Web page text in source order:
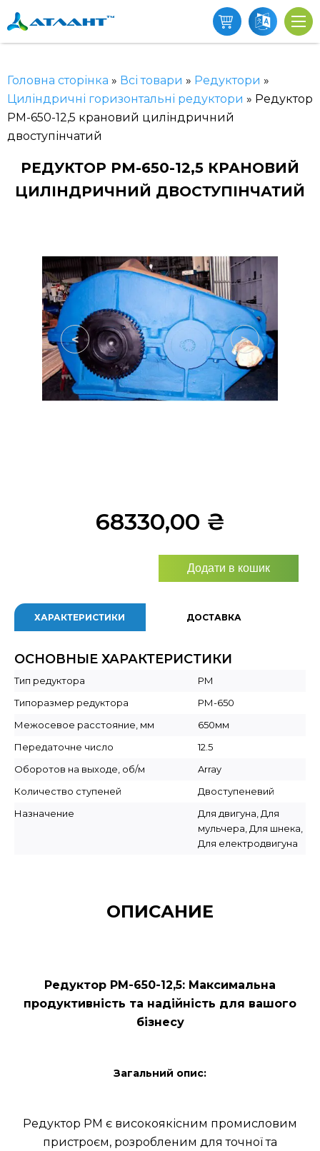
Головна сторінка » Всі товари » Редуктори »
Циліндричні горизонтальні редуктори » Редуктор
РМ-650-12,5 крановий циліндричний
двоступінчатий
РЕДУКТОР РМ-650-12,5 КРАНОВИЙ
ЦИЛІНДРИЧНИЙ ДВОСТУПІНЧАТИЙ
< >
68330,00 ₴
Додати в кошик
ХАРАКТЕРИСТИКИ ДОСТАВКА
ОСНОВНЫЕ ХАРАКТЕРИСТИКИ
Тип редуктора
РМ
Типоразмер редуктора
РМ-650
Межосевое расстояние, мм
650мм
Передаточне число
12.5
Оборотов на выходе, об/м
Array
Количество ступеней
Двоступеневий
Назначение
Для двигуна, Для
мульчера, Для шнека,
Для електродвигуна
ОПИСАНИЕ
Редуктор РМ-650-12,5: Максимальна
продуктивність та надійність для вашого
бізнесу
Загальний опис:
Редуктор РМ є високоякісним промисловим
пристроєм, розробленим для точної та